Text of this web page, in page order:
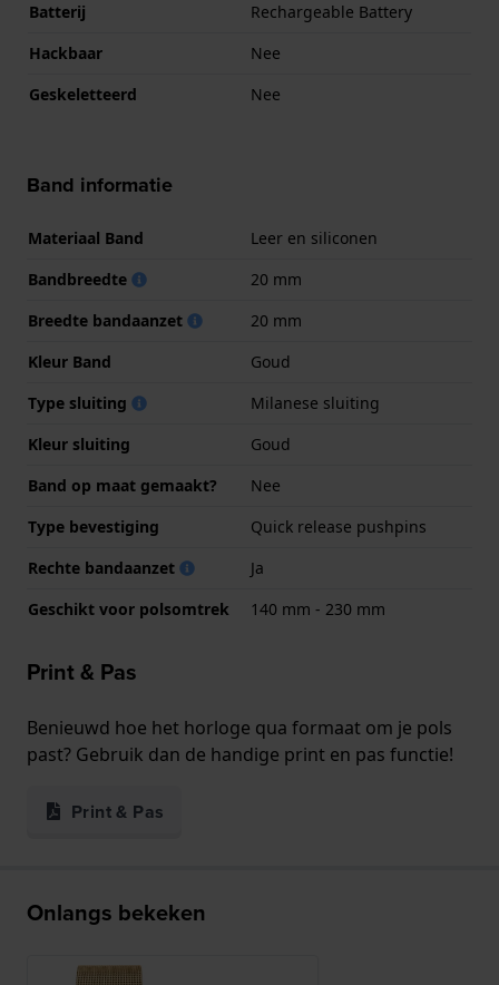
Batterij
Rechargeable Battery
Hackbaar
Nee
Geskeletteerd
Nee
Band informatie
Materiaal Band
Leer en siliconen
Bandbreedte
20 mm
Breedte bandaanzet
20 mm
Kleur Band
Goud
Type sluiting
Milanese sluiting
Kleur sluiting
Goud
Band op maat gemaakt?
Nee
Type bevestiging
Quick release pushpins
Rechte bandaanzet
Ja
Geschikt voor polsomtrek
140 mm - 230 mm
Print & Pas
Benieuwd hoe het horloge qua formaat om je pols
past? Gebruik dan de handige print en pas functie!
Print & Pas
Onlangs bekeken